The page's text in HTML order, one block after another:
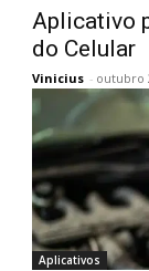
Aplicativo
do Celular
Vinicius - outubro
Aplicativos